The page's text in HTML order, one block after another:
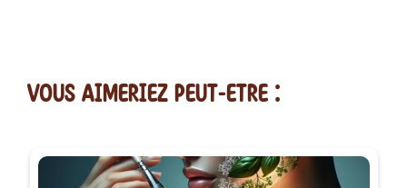
vous AIMERiEZ PEUT-ETRE :